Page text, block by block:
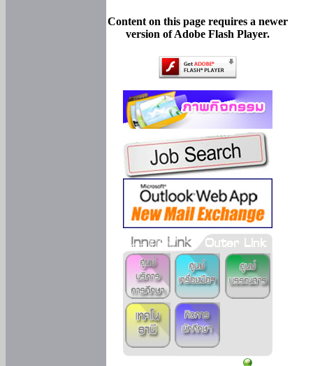
Content on this page requires a newer
version of Adobe Flash Player.